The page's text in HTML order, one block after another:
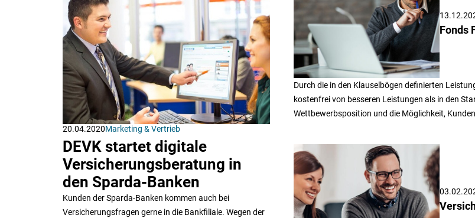
20.04.2020Marketing & Vertrieb
DEVK startet digitale
Versicherungsberatung in
den Sparda-Banken
Kunden der Sparda-Banken kommen auch bei
Versicherungsfragen gerne in die Bankfiliale. Wegen der
Fonds
Durch die in den Klauselbögen definierten
kostenfrei von besseren Leistungen als in den
Wettbewerbsposition und die Möglichkeit,